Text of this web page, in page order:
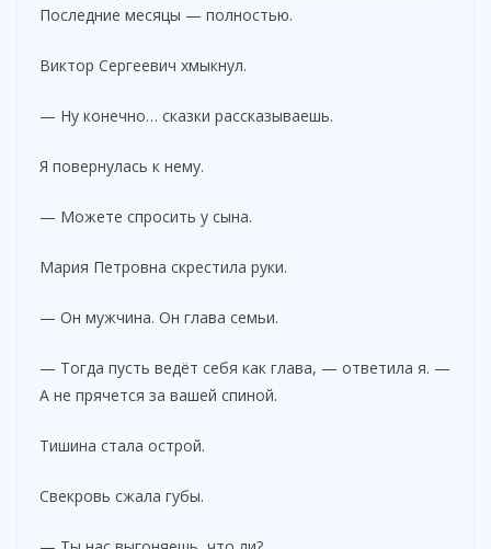
Последние месяцы — полностью.
Виктор Сергеевич хмыкнул.
— Ну конечно… сказки рассказываешь.
Я повернулась к нему.
— Можете спросить у сына.
Мария Петровна скрестила руки.
— Он мужчина. Он глава семьи.
— Тогда пусть ведёт себя как глава, — ответила я. —
А не прячется за вашей спиной.
Тишина стала острой.
Свекровь сжала губы.